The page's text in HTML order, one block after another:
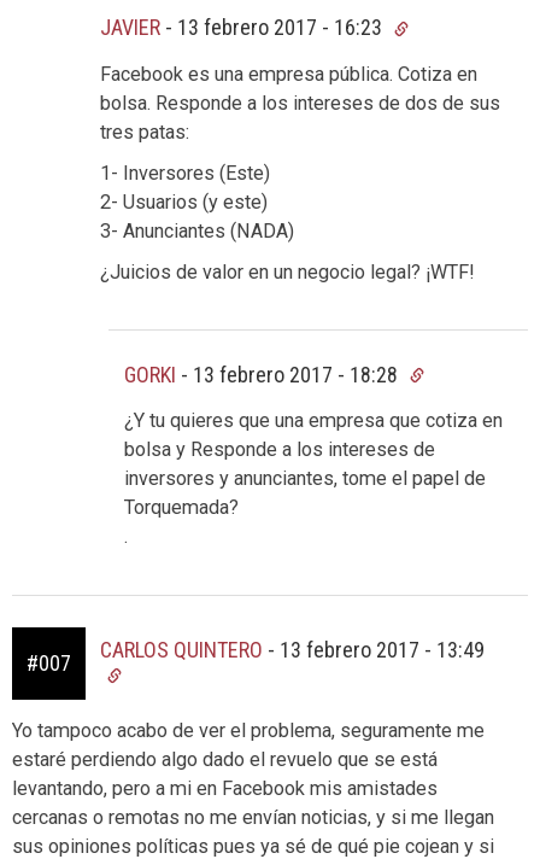
JAVIER - 13 febrero 2017 - 16:23
Facebook es una empresa pública. Cotiza en
bolsa. Responde a los intereses de dos de sus
tres patas:
1- Inversores (Este)
2- Usuarios (y este)
3- Anunciantes (NADA)
¿Juicios de valor en un negocio legal? ¡WTF!
GORKI - 13 febrero 2017 - 18:28
¿Y tu quieres que una empresa que cotiza en
bolsa y Responde a los intereses de
inversores y anunciantes, tome el papel de
Torquemada?
.
#007
CARLOS QUINTERO - 13 febrero 2017 - 13:49
Yo tampoco acabo de ver el problema, seguramente me
estaré perdiendo algo dado el revuelo que se está
levantando, pero a mi en Facebook mis amistades
cercanas o remotas no me envían noticias, y si me llegan
sus opiniones políticas pues ya sé de qué pie cojean y si